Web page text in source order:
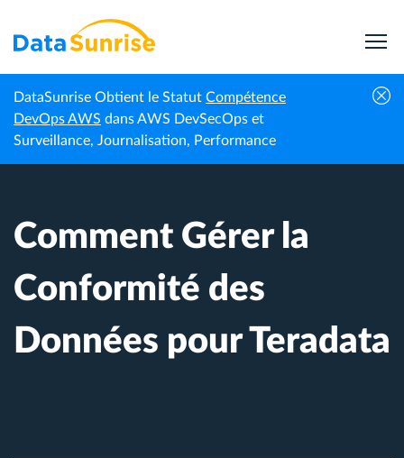
DataSunrise Obtient le Statut Compétence
DevOps AWS dans AWS DevSecOps et
Surveillance, Journalisation, Performance
Accueil
Centre de
connaissances
Comment Gérer la Conformité des Données
pour Teradata
Comment Gérer la
Conformité des
Données pour Teradata